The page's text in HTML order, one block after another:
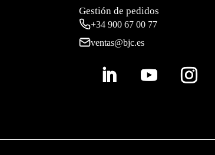
Gestión de pedidos
+34 900 67 00 77
ventas@bjc.es